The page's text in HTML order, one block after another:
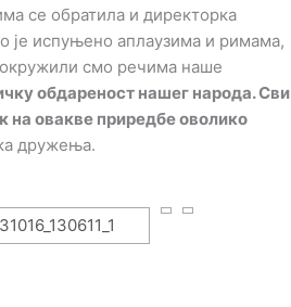
се обратила и директорка
испуњено аплаузима и римама,
смо речима наше
обдареност нашег народа. Сви
на овакве приредбе оволико
дружења.